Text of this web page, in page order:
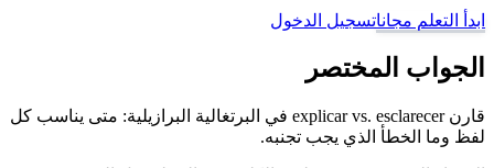
ابدأ التعلم مجاناتسجيل الدخول
الجواب المختصر
قارن explicar vs. esclarecer في البرتغالية البرازيلية: متى يناسب كل
لفظ وما الخطأ الذي يجب تجنبه.